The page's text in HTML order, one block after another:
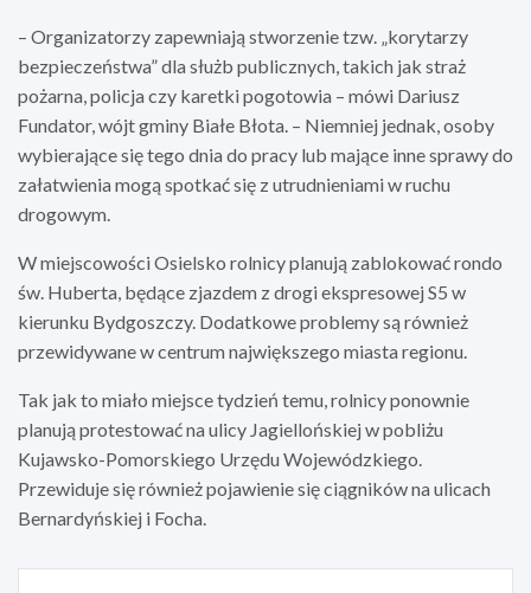
– Organizatorzy zapewniają stworzenie tzw. „korytarzy
bezpieczeństwa” dla służb publicznych, takich jak straż
pożarna, policja czy karetki pogotowia – mówi Dariusz
Fundator, wójt gminy Białe Błota. – Niemniej jednak, osoby
wybierające się tego dnia do pracy lub mające inne sprawy do
załatwienia mogą spotkać się z utrudnieniami w ruchu
drogowym.
W miejscowości Osielsko rolnicy planują zablokować rondo
św. Huberta, będące zjazdem z drogi ekspresowej S5 w
kierunku Bydgoszczy. Dodatkowe problemy są również
przewidywane w centrum największego miasta regionu.
Tak jak to miało miejsce tydzień temu, rolnicy ponownie
planują protestować na ulicy Jagiellońskiej w pobliżu
Kujawsko-Pomorskiego Urzędu Wojewódzkiego.
Przewiduje się również pojawienie się ciągników na ulicach
Bernardyńskiej i Focha.